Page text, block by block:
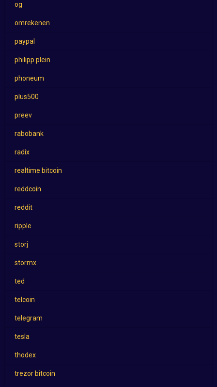
og
omrekenen
paypal
philipp plein
phoneum
plus500
preev
rabobank
radix
realtime bitcoin
reddcoin
reddit
ripple
storj
stormx
ted
telcoin
telegram
tesla
thodex
trezor bitcoin